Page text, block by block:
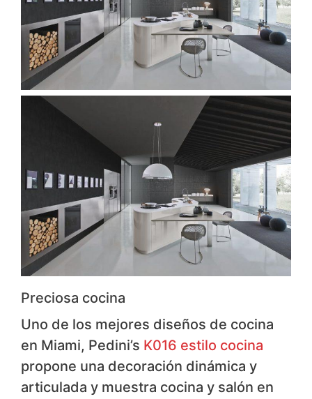
Preciosa cocina
Uno de los mejores diseños de cocina
en Miami, Pedini’s K016 estilo cocina
propone una decoración dinámica y
articulada y muestra cocina y salón en